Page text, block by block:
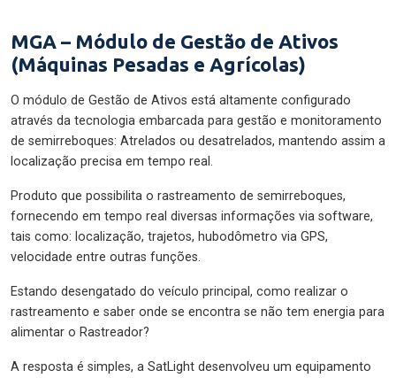
MGA – Módulo de Gestão de Ativos
(Máquinas Pesadas e Agrícolas)
O módulo de Gestão de Ativos está altamente configurado
através da tecnologia embarcada para gestão e monitoramento
de semirreboques: Atrelados ou desatrelados, mantendo assim a
localização precisa em tempo real.
Produto que possibilita o rastreamento de semirreboques,
fornecendo em tempo real diversas informações via software,
tais como: localização, trajetos, hubodômetro via GPS,
velocidade entre outras funções.
Estando desengatado do veículo principal, como realizar o
rastreamento e saber onde se encontra se não tem energia para
alimentar o Rastreador?
A resposta é simples, a SatLight desenvolveu um equipamento